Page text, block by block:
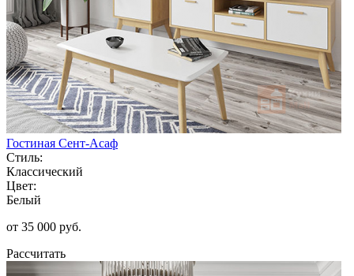
Гостиная Сент-Асаф
Стиль:
Классический
Цвет:
Белый
от 35 000 руб.
Рассчитать